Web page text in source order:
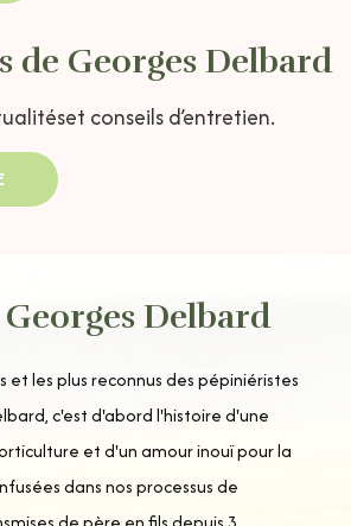
de Georges Delbard
et conseils d’entretien.
Delbard
et les plus reconnus des pépiniéristes
c'est d'abord l'histoire d'une
et d'un amour inouï pour la
dans nos processus de